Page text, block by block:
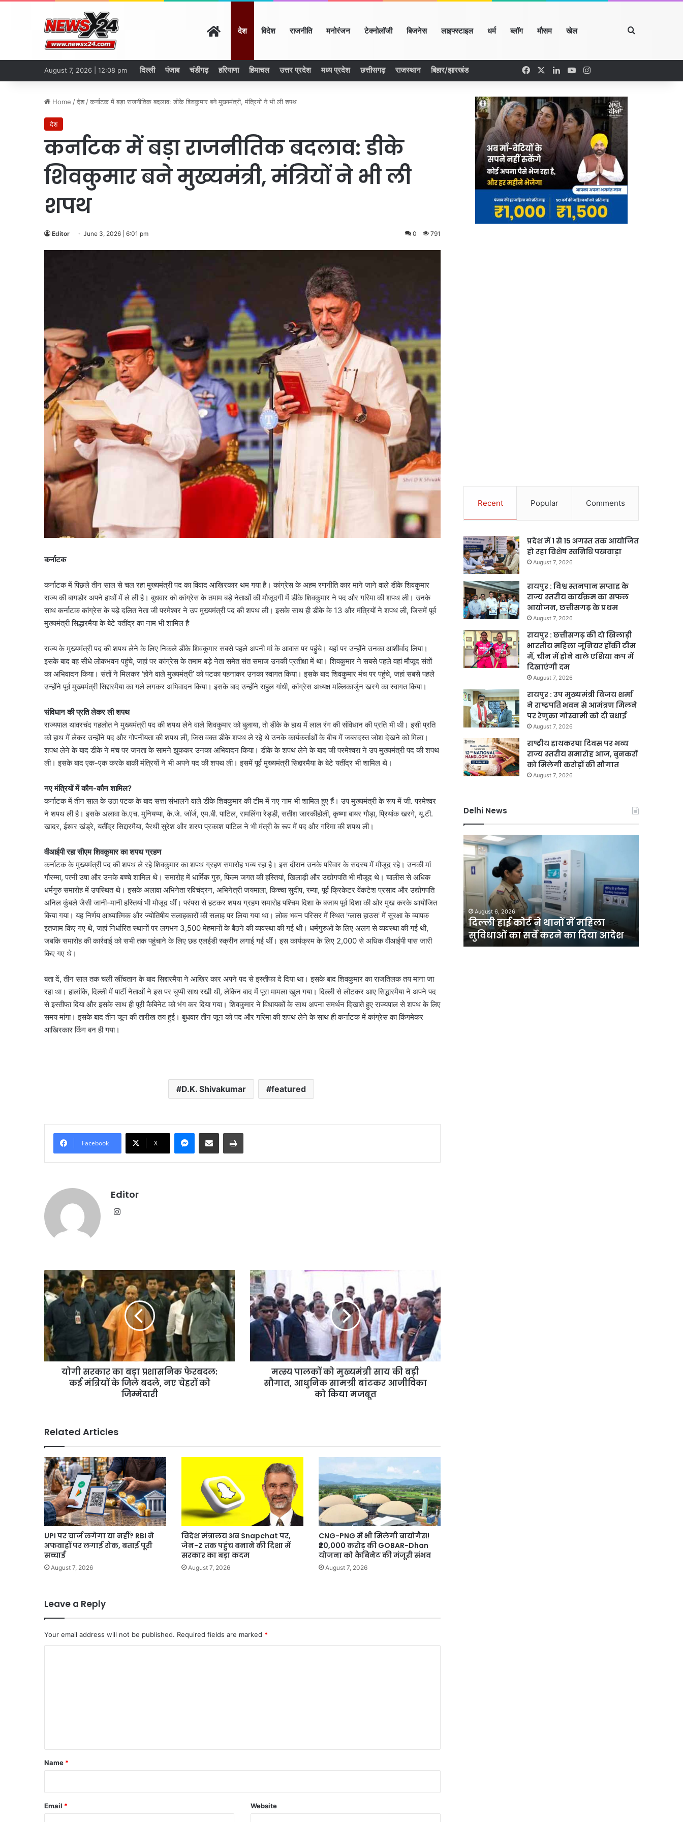
Homeदेश विदेश राजनीति मनोरंजन टेक्नोलॉजी बिजनेस लाइफ्स्टाइल धर्म ब्लॉग मौसम खेल Search for
August 7, 2026 | 12:08 pm दिल्ली पंजाब चंडीगढ़ हरियाणा हिमाचल उत्तर प्रदेश मध्य प्रदेश छत्तीसगढ़ राजस्थान बिहार/झारखंड FacebookLinkedIn
YouTubeInstagram
Home /देश /कर्नाटक में बड़ा राजनीतिक बदलाव: डीके शिवकुमार बने मुख्यमंत्री, मंत्रियों ने भी ली शपथ
देश
कर्नाटक में बड़ा राजनीतिक बदलाव: डीके
शिवकुमार बने मुख्यमंत्री, मंत्रियों ने भी ली
शपथ
Editor June 3, 2026 | 6:01 pm 0 791
कर्नाटक
कर्नाटक में पिछले तीन साल से चल रहा मुख्यमंत्री पद का विवाद आखिरकार थम गया है। कांग्रेस के अहम रणनीति कार माने जाने वाले डीके शिवकुमार
राज्य की बागडोर अपने हाथों में ले ली है। बुधवार को कांग्रेस के तमाम बड़े नेताओं की मौजूदगी में डीके शिवकुमार ने पद और गरिमा की शपथ ली। उनके
साथ कर्नाटक कांग्रेस के बड़े दलित नेता जी परमेश्वर ने उप मुख्यमंत्री पद की शपथ ली। इसके साथ ही डीके के 13 और मंत्रियों ने शपथ ली, जिसमें पूर्व
मुख्यमंत्री सिद्धारमैया के बेटे यतींद्र का नाम भी शामिल है
राज्य के मुख्यमंत्री पद की शपथ लेने के लिए निकले डीके शिवकुमार सबसे पहले अपनी मां के आवास पर पहुंचे। यहां पर उन्होंने उनका आशीर्वाद लिया।
इसके बाद वह सीधे लोकभवन पहुंचे, जहां पर कांग्रेस के तमाम बड़े नेता समेत संत समाज उनकी प्रतीक्षा में था। शिवकुमार ने सबसे पहले वहां मौजूद संतों
का अभिवादन किया। संतों ने मिलकर ‘होने वाले मुख्यमंत्री’ को पटका पहनाकर उनका स्वागत किया। इसके बाद शिवकुमार मंच पर पहुंचे, जहां सबसे पहले
उन्होंने पूर्व मुख्यमंत्री सिद्दारमैया का गले लगकर अभिवादन किया। इसके बाद उन्होंने राहुल गांधी, कांग्रेस अध्यक्ष मल्लिकार्जुन खरगे का स्वागत किया।
संविधान की प्रति लेकर ली शपथ
राज्यपाल थावरचंद गहलोत ने मुख्यमंत्री पद की शपथ लेने वाले शिवकुमार को बुलाया, तो डीके के हाथ में लाल रंग की संविधान की प्रति भी थी। इसी प्रति
को हाथ में लेकर उन्होंने पद और गोपनीयता की शपथ ली, जिस वक्त डीके शपथ ले रहे थे उनके कार्यकर्ताओं के बीच में जबरदस्त जोश देखने को मिला।
शपथ लेने के बाद डीके ने मंच पर जनता के सामने झुककर उनका अभिवादन किया। डीके के शपथ लेने के बाद जी परमेश्वरा ने उप मुख्यमंत्री पद की शपथ
ली। इसके बाद एक-एक करके बाकी मंत्रियों ने भी अपने पद की शपथ ली। इसमें पूर्व मुख्यमंत्री सिद्दारमैया के बेटे यतींद्र भी शामिल थे।
नए मंत्रियों में कौन-कौन शामिल?
कर्नाटक में तीन साल के उठा पटक के बाद सत्ता संभालने वाले डीके शिवकुमार की टीम में नए नाम भी शामिल हुए हैं। उप मुख्यमंत्री के रूप में जी. परमेश्वर
ने शपथ ली है। इसके अलावा के.एच. मुनियप्पा, के.जे. जॉर्ज, एम.बी. पाटिल, रामलिंगा रेड्डी, सतीश जारकीहोली, कृष्णा बायर गौड़ा, प्रियांक खरगे, यू.टी.
खादर, ईश्वर खंड्रे, यतींद्र सिद्दारमैया, बैरथी सुरेश और शरण प्रकाश पाटिल ने भी मंत्री के रूप में पद और गरिमा की शपथ ली।
वीआईपी रहा सीएम शिवकुमार का शपथ ग्रहण
कर्नाटक के मुख्यमंत्री पद की शपथ ले रहे शिवकुमार का शपथ ग्रहण समारोह भव्य रहा है। इस दौरान उनके परिवार के सदस्य में मौजूद रहे। उनकी मां
गौरम्मा, पत्नी उषा और उनके बच्चे शामिल थे। समारोह में धार्मिक गुरु, फिल्म जगत की हस्तियां, खिलाड़ी और उद्योगपति भी मौजूद थे। चालीस से अधिक
धर्मगुरु समारोह में उपस्थित थे। इसके अलावा अभिनेता रविचंद्रन, अभिनेत्री जयमाला, किच्चा सुदीप, रम्या, पूर्व क्रिकेटर वेंकटेश प्रसाद और उद्योगपति
अनिल कुंबले जैसी जानी-मानी हस्तियां भी मौजूद थीं। परंपरा से हटकर शपथ ग्रहण समारोह पश्चिम दिशा के बजाय पूर्व दिशा की ओर मुख करके आयोजित
किया गया। यह निर्णय आध्यात्मिक और ज्योतिषीय सलाहकारों की सलाह पर लिया गया था। लोक भवन परिसर में स्थित 'ग्लास हाउस' में सुरक्षा के व्यापक
इंतजाम किए गए थे, जहां निर्धारित स्थानों पर लगभग 3,500 मेहमानों के बैठने की व्यवस्था की गई थी। धर्मगुरुओं के लिए अलग से व्यवस्था की गई थी,
जबकि समारोह की कार्रवाई को सभी तक पहुंचाने के लिए छह एलईडी स्क्रीन लगाई गई थीं। इस कार्यक्रम के लिए 2,000 से अधिक वीआईपी पास जारी
किए गए थे।
बता दें, तीन साल तक चली खींचतान के बाद सिद्दारमैया ने आखिर कार अपने पद से इस्तीफा दे दिया था। इसके बाद शिवकुमार का राजतिलक तय माना जा
रहा था। हालांकि, दिल्ली में पार्टी नेताओं ने इस पर चुप्पी साध रखी थी, लेकिन बाद में पूरा मामला खुल गया। दिल्ली से लौटकर आए सिद्धारमैया ने अपने पद
से इस्तीफा दिया और इसके साथ ही पूरी कैबिनेट को भंग कर दिया गया। शिवकुमार ने विधायकों के साथ अपना समर्थन दिखाते हुए राज्यपाल से शपथ के लिए
समय मांगा। इसके बाद तीन जून की तारीख तय हुई। बुधवार तीन जून को पद और गरिमा की शपथ लेने के साथ ही कर्नाटक में कांग्रेस का किंगमेकर
आखिरकार किंग बन ही गया।
D.K. Shivakumar featured
Facebook X
Messenger
Share via Email Print
Editor
योगी
सरकार
का
बड़ा
प्रशासनिक
फेरबदल:
कई
मंत्रियों
के
योगी सरकार का बड़ा प्रशासनिक फेरबदल:
कई मंत्रियों के जिले बदले, नए चेहरों को
जिम्मेदारी
मत्स्य
पालकों
को
मुख्यमंत्री
साय
की
सौगात,
आधुनिक
बांटकर
मत्स्य पालकों को मुख्यमंत्री साय की बड़ी
सौगात, आधुनिक सामग्री बांटकर आजीविका
को किया मजबूत
Related Articles
UPI पर चार्ज लगेगा या नहीं? RBI ने
अफवाहों पर लगाई रोक, बताई पूरी
सच्चाई
August 7, 2026
विदेश मंत्रालय अब Snapchat पर,
जेन-Z तक पहुंच बनाने की दिशा में
सरकार का बड़ा कदम
August 7, 2026
CNG-PNG में भी मिलेगी बायोगैस!
₹20,000 करोड़ की GOBAR-Dhan
योजना को कैबिनेट की मंजूरी संभव
August 7, 2026
Leave a Reply
Your email address will not be published. Required fields are marked *
*
Name *
Email * Website
Recent Popular Comments
प्रदेश में 1 से 15 अगस्त तक आयोजित
हो रहा विशेष स्वनिधि पखवाड़ा
August 7, 2026
रायपुर : विश्व स्तनपान सप्ताह के
राज्य स्तरीय कार्यक्रम का सफल
आयोजन, छत्तीसगढ़ के प्रथम
August 7, 2026
रायपुर : छत्तीसगढ़ की दो खिलाड़ी
भारतीय महिला जूनियर हॉकी टीम
में, चीन में होने वाले एशिया कप में
दिखाएंगी दम
August 7, 2026
रायपुर : उप मुख्यमंत्री विजय शर्मा
ने राष्ट्रपति भवन से आमंत्रण मिलने
पर रेणुका गोस्वामी को दी बधाई
August 7, 2026
राष्ट्रीय हाथकरघा दिवस पर भव्य
राज्य स्तरीय समारोह आज, बुनकरों
को मिलेगी करोड़ों की सौगात
August 7, 2026
Delhi News
दास
के
बंगले
पर
क्यों
मचा
बवाल?
मामला
पुलिस
से
पहुंचा,
जानें
August 6, 2026
सौरभ दास के बंगले पर क्यों मचा बवाल?
मामला पुलिस से कोर्ट तक पहुंचा, जानें
पूरा विवाद
पुरानी
कार
को
PUC
नहीं
मिला,
मालिक
पहुंचा
August 6, 2026
10 साल पुरानी डीजल कार को PUC नहीं
मिला, मालिक पहुंचा सुप्रीम कोर्ट
दिल्ली
कोर्ट
में
सुविधाओं
का
सर्वे
करने
August 6, 2026
दिल्ली हाई कोर्ट ने थानों में महिला
सुविधाओं का सर्वे करने का दिया आदेश
भरा
साल